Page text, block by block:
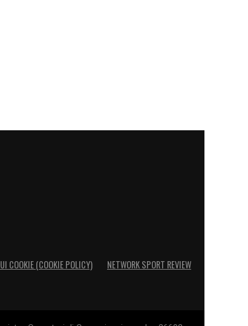
COOKIE (COOKIE POLICY) NETWORK SPORT REVIEW